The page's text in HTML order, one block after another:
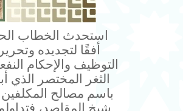
استحدث الخطاب
أفقًا لتجديده
التوظيف والإحكام
الثغر المختصر الذي
باسم مصالح